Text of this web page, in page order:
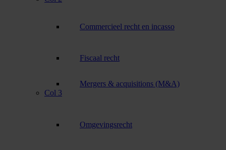
Commercieel recht en incasso
Fiscaal recht
Mergers & acquisitions (M&A)
Col 3
Omgevingsrecht